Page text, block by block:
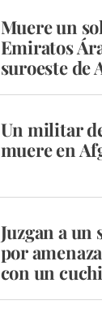
Muere un
Emiratos
suroeste de
Un militar
muere en
Juzgan a
por
con un